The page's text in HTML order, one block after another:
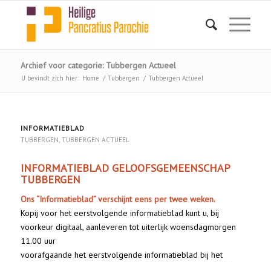
Archief voor categorie: Tubbergen Actueel
U bevindt zich hier: Home / Tubbergen / Tubbergen Actueel
INFORMATIEBLAD
TUBBERGEN, TUBBERGEN ACTUEEL
INFORMATIEBLAD GELOOFSGEMEENSCHAP
TUBBERGEN
Ons “Informatieblad” verschijnt eens per twee weken.
Kopij voor het eerstvolgende informatieblad kunt u, bij
voorkeur digitaal, aanleveren tot uiterlijk woensdagmorgen
11.00 uur
voorafgaande het eerstvolgende informatieblad bij het